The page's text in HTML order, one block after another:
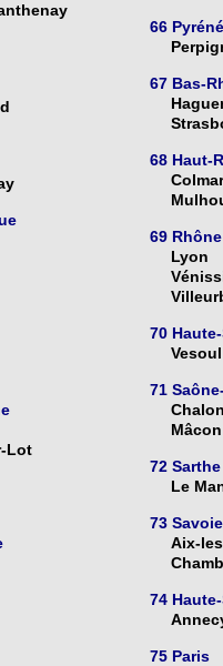
Lot
66
67 Bas-
68 Haut-
Colmar
69 Rhône
Lyon
70
Vesoul
71
Mâcon
72 Sarthe
Le
73 Savoie
Aix-
74
75 Paris